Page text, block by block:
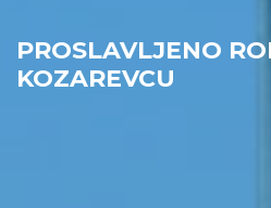
PROSLAVLJENO
KOZAREVCU